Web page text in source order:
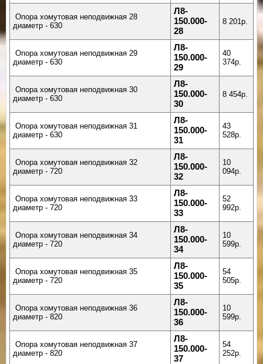
Опора хомутовая неподвижная 28
диаметр - 630
Л8-
150.000-
28
8 201р.
Опора хомутовая неподвижная 29
диаметр - 630
Л8-
150.000-
29
40
374р.
Опора хомутовая неподвижная 30
диаметр - 630
Л8-
150.000-
30
8 454р.
Опора хомутовая неподвижная 31
диаметр - 630
Л8-
150.000-
31
43
528р.
Опора хомутовая неподвижная 32
диаметр - 720
Л8-
150.000-
32
10
094р.
Опора хомутовая неподвижная 33
диаметр - 720
Л8-
150.000-
33
52
992р.
Опора хомутовая неподвижная 34
диаметр - 720
Л8-
150.000-
34
10
599р.
Опора хомутовая неподвижная 35
диаметр - 720
Л8-
150.000-
35
54
505р.
Опора хомутовая неподвижная 36
диаметр - 820
Л8-
150.000-
36
10
599р.
Опора хомутовая неподвижная 37
диаметр - 820
Л8-
150.000-
37
54
252р.